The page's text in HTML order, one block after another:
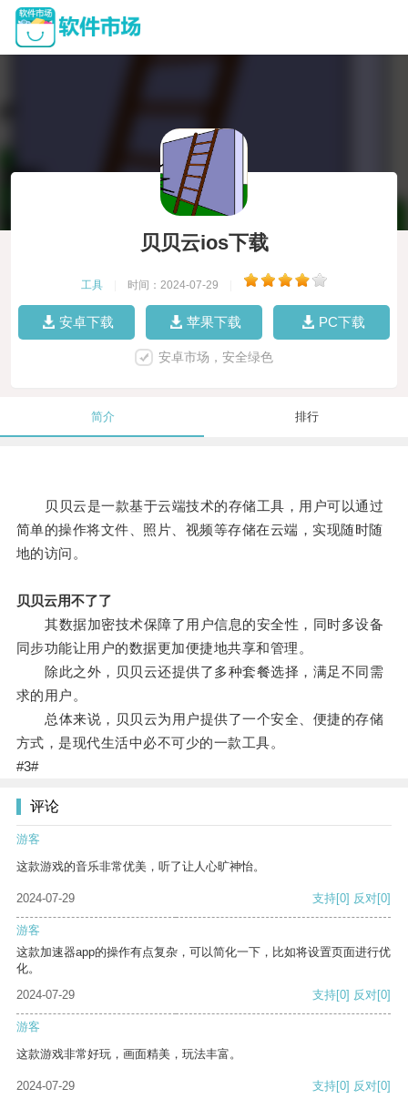
贝贝云ios下载
工具 时间：2024-07-29
安卓下载 苹果下载 PC下载
安卓市场，安全绿色
简介 排行
贝贝云是一款基于云端技术的存储工具，用户可以通过
简单的操作将文件、照片、视频等存储在云端，实现随时随
地的访问。
贝贝云用不了了
其数据加密技术保障了用户信息的安全性，同时多设备
同步功能让用户的数据更加便捷地共享和管理。
除此之外，贝贝云还提供了多种套餐选择，满足不同需
求的用户。
总体来说，贝贝云为用户提供了一个安全、便捷的存储
方式，是现代生活中必不可少的一款工具。
#3#
评论
游客
这款游戏的音乐非常优美，听了让人心旷神怡。
2024-07-29 支持[0] 反对[0]
游客
这款加速器app的操作有点复杂，可以简化一下，比如将设置页面进行优
化。
2024-07-29
支持[0] 反对[0]
游客
这款游戏非常好玩，画面精美，玩法丰富。
2024-07-29 支持[0] 反对[0]